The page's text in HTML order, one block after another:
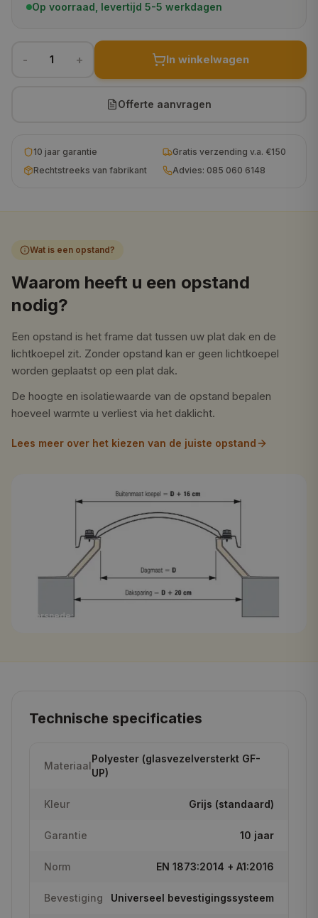
150x150 cm
160x160 cm
200x200 cm € 1.216,95
Op voorraad, levertijd 5-5 werkdagen
- 1 + In winkelwagen
Offerte aanvragen
10 jaar garantie
Gratis verzending v.a. €150
Rechtstreeks van fabrikant
Advies: 085 060 6148
Wat is een opstand?
Waarom heeft u een opstand
nodig?
Een opstand is het frame dat tussen uw plat dak en de
lichtkoepel zit. Zonder opstand kan er geen lichtkoepel
worden geplaatst op een plat dak.
De hoogte en isolatiewaarde van de opstand bepalen
hoeveel warmte u verliest via het daklicht.
Lees meer over het kiezen van de juiste opstand
Doorsnede: opstand + lichtkoepel op plat dak
Technische specificaties
Materiaal
Polyester (glasvezelversterkt GF-
UP)
Kleur Grijs (standaard)
Garantie 10 jaar
Norm EN 1873:2014 + A1:2016
Bevestiging Universeel bevestigingssysteem